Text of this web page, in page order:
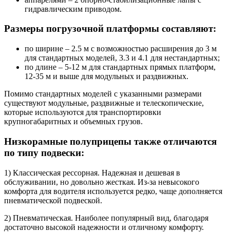
гидравлическим приводом.
Размеры погрузочной платформы составляют:
по ширине – 2.5 м с возможностью расширения до 3 м
для стандартных моделей, 3.3 и 4.1 для нестандартных;
по длине – 5-12 м для стандартных прямых платформ,
12-35 м и выше для модульных и раздвижных.
Помимо стандартных моделей с указанными размерами
существуют модульные, раздвижные и телескопические,
которые используются для транспортировки
крупногабаритных и объемных грузов.
Низкорамные полуприцепы также отличаются
по типу подвески:
1) Классическая рессорная. Надежная и дешевая в
обслуживании, но довольно жесткая. Из-за невысокого
комфорта для водителя используется редко, чаще дополняется
пневматической подвеской.
2) Пневматическая. Наиболее популярный вид, благодаря
достаточно высокой надежности и отличному комфорту.